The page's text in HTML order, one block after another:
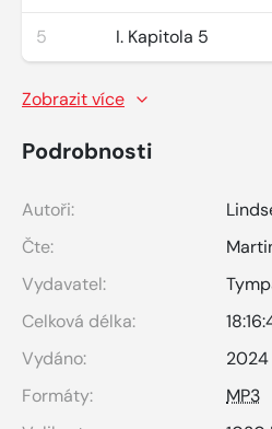
5 I. Kapitola 5
Zobrazit více
Podrobnosti
Autoři:
Čte:
Vydavatel:
Celková délka:
Vydáno:
2024
Formáty:
MP3